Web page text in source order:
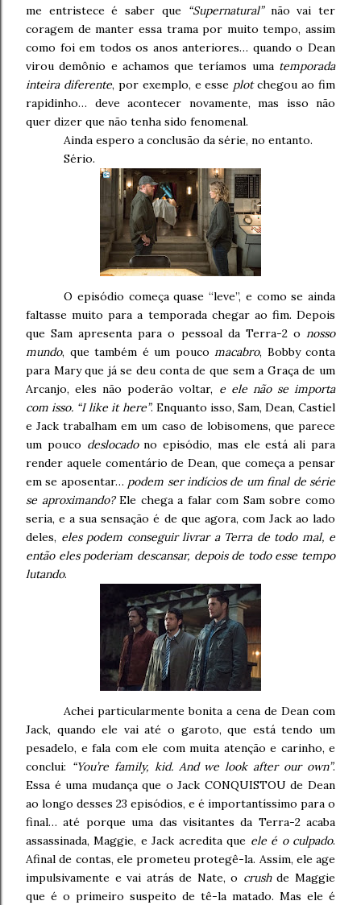
me entristece é saber que “Supernatural”não vai ter
coragem de manter essa trama por muito tempo, assim
como foi em todos os anos anteriores… quando o Dean
virou demônio e achamos que teríamos uma temporada
inteira diferente, por exemplo, e esse plotchegou ao fim
rapidinho… deve acontecer novamente, mas isso não
quer dizer que não tenha sido fenomenal.
Ainda espero a conclusão da série, no entanto.
Sério.
O episódio começa quase “leve”, e como se ainda
faltasse muito para a temporada chegar ao fim. Depois
que Sam apresenta para o pessoal da Terra-2 o nosso
mundo, que também é um pouco macabro, Bobby conta
para Mary que já se deu conta de que sem a Graça de um
Arcanjo, eles não poderão voltar, e ele não se importa
com isso. “I like it here”. Enquanto isso, Sam, Dean, Castiel
e Jack trabalham em um caso de lobisomens, que parece
um pouco deslocadono episódio, mas ele está ali para
render aquele comentário de Dean, que começa a pensar
em se aposentar… podem ser indícios de um final de série
se aproximando?Ele chega a falar com Sam sobre como
seria, e a sua sensação é de que agora, com Jack ao lado
deles, eles podem conseguir livrar a Terra de todo mal, e
então eles poderiam descansar, depois de todo esse tempo
lutando.
Achei particularmente bonita a cena de Dean com
Jack, quando ele vai até o garoto, que está tendo um
pesadelo, e fala com ele com muita atenção e carinho, e
conclui: “You’re family, kid. And we look after our own”.
Essa é uma mudança que o Jack CONQUISTOU de Dean
ao longo desses 23 episódios, e é importantíssimo para o
final… até porque uma das visitantes da Terra-2 acaba
assassinada, Maggie, e Jack acredita que ele é o culpado.
Afinal de contas, ele prometeu protegê-la. Assim, ele age
impulsivamente e vai atrás de Nate, o crushde Maggie
que é o primeiro suspeito de tê-la matado. Mas ele é